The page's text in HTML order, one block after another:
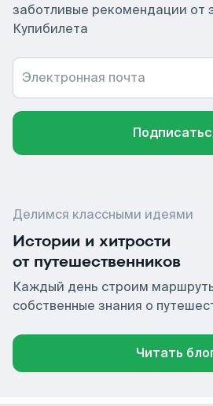
заботливые рекомендации от
Купибилета
Электронная почта
Делимся классными идеями
Истории и хитрости
от путешественников
Каждый день строим
собственные знания о
Читать